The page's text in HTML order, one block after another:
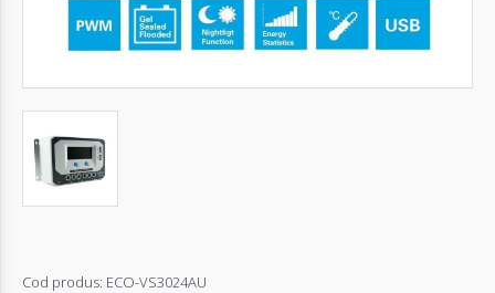
Configurator
Oferta
Cod produs: ECO-VS3024AU